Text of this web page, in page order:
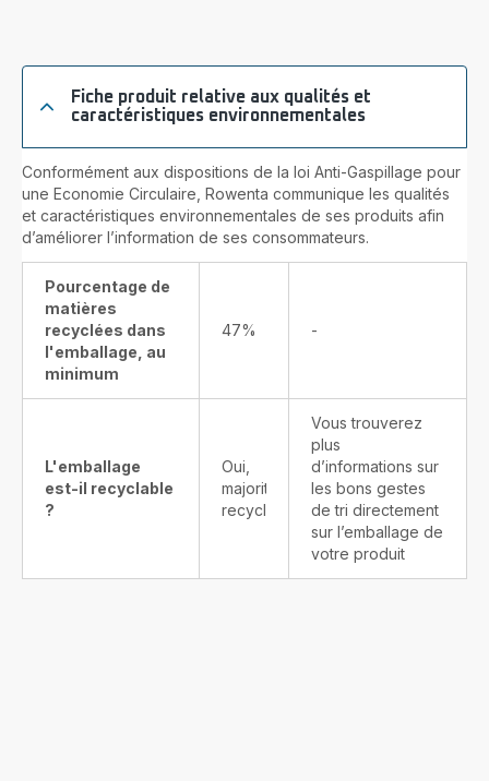
Fiche produit relative aux qualités et
caractéristiques environnementales
Conformément aux dispositions de la loi Anti-Gaspillage pour
une Economie Circulaire, Rowenta communique les qualités
et caractéristiques environnementales de ses produits afin
d’améliorer l’information de ses consommateurs.
Pourcentage de
matières
recyclées dans
l'emballage, au
minimum
47% -
L'emballage
est-il recyclable
?
Oui,
majoritairement
recyclable
Vous trouverez
plus
d’informations sur
les bons gestes
de tri directement
sur l’emballage de
votre produit